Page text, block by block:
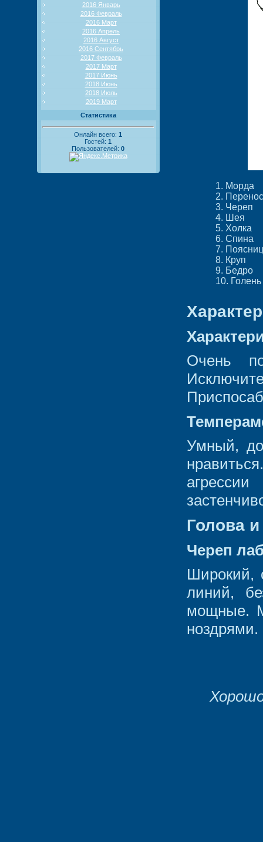
2016 Январь
2016 Февраль
2016 Март
2016 Апрель
2016 Август
2016 Сентябрь
2017 Февраль
2017 Март
2017 Июнь
2018 Июнь
2018 Июль
2019 Март
Статистика
Онлайн всего: 1
Гостей: 1
Пользователей: 0
1. Морда
2.
3. Череп
4. Шея
5. Холка
6. Спина
7.
8. Круп
9. Бедро
10. Голень
Очень
Умный,
Голова
Череп
Широкий,
линий,
мощные.
ноздрями.